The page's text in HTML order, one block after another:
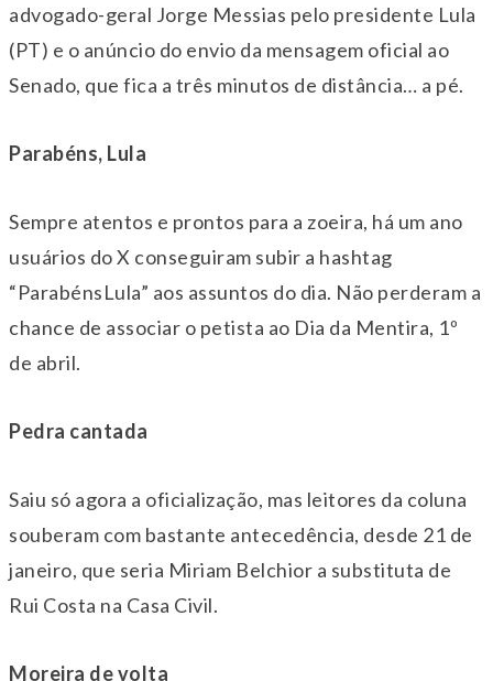
advogado-geral Jorge Messias pelo presidente Lula
(PT) e o anúncio do envio da mensagem oficial ao
Senado, que fica a três minutos de distância… a pé.
Parabéns, Lula
Sempre atentos e prontos para a zoeira, há um ano
usuários do X conseguiram subir a hashtag
“ParabénsLula” aos assuntos do dia. Não perderam a
chance de associar o petista ao Dia da Mentira, 1º
de abril.
Pedra cantada
Saiu só agora a oficialização, mas leitores da coluna
souberam com bastante antecedência, desde 21 de
janeiro, que seria Miriam Belchior a substituta de
Rui Costa na Casa Civil.
Moreira de volta